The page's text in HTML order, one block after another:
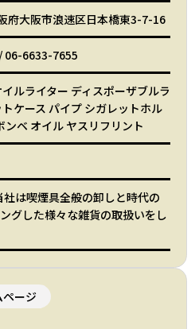
府大阪市浪速区日本橋東3-7-16
/ 06-6633-7655
ルライター ディスポーザブルラ
ケース パイプ シガレットホル
ンベ オイル ヤスリフリント
は喫煙具全般の卸しと時代の
グした様々な雑貨の取扱いをし
ページ